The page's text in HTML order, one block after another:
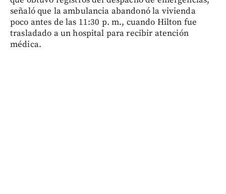
señaló que la ambulancia abandonó la vivienda
poco antes de las 11:30 p. m., cuando Hilton fue
trasladado a un hospital para recibir atención
médica.